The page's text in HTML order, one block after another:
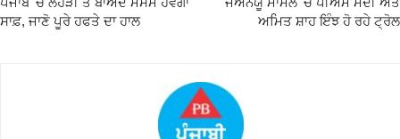
ਸਾਫ਼, ਜਾਣੋ ਪੂਰੇ ਹਫਤੇ ਦਾ ਹਾਲ
ਅਮਿਤ ਸ਼ਾਹ ਇੰਝ ਹੋ ਰਹੇ ਟ੍ਰੋਲ